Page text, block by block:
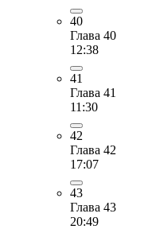
40
Глава 40
12:38
41
Глава 41
11:30
42
Глава 42
17:07
43
Глава 43
20:49